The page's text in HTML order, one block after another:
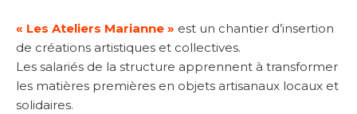
« Les Ateliers Marianne » est un chantier d’insertion
de créations artistiques et collectives.
Les salariés de la structure apprennent à transformer
les matières premières en objets artisanaux locaux et
solidaires.